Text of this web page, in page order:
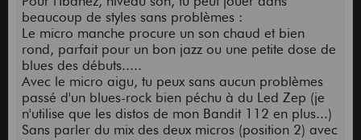
beaucoup de styles sans problèmes :
Le micro manche procure un son chaud et bien
rond, parfait pour un bon jazz ou une petite dose de
blues des débuts.....
Avec le micro aigu, tu peux sans aucun problèmes
passé d'un blues-rock bien péchu à du Led Zep (je
n'utilise que les distos de mon Bandit 112 en plus...)
Sans parler du mix des deux micros (position 2) avec